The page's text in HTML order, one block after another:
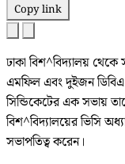
Copy link
ঢাকা বিশ^বিদ্যালয়
এমফিল এবং দুইজন
সিন্ডিকেটের এক সভায়
বিশ^বিদ্যালয়ের ভিসি
সভাপতিত্ব করেন।